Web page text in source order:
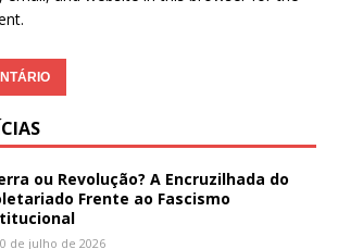
ou Revolução? A Encruzilhada do
Frente ao Fascismo
de julho de 2026